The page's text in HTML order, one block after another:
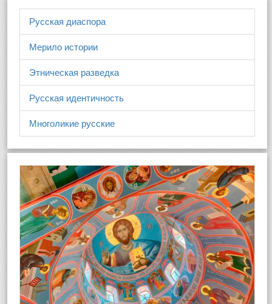
Русская диаспора
Мерило истории
Этническая разведка
Русская идентичность
Многоликие русские